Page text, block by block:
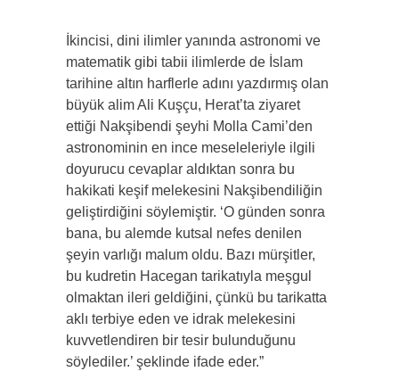
İkincisi, dini ilimler yanında astronomi ve
matematik gibi tabii ilimlerde de İslam
tarihine altın harflerle adını yazdırmış olan
büyük alim Ali Kuşçu, Herat’ta ziyaret
ettiği Nakşibendi şeyhi Molla Cami’den
astronominin en ince meseleleriyle ilgili
doyurucu cevaplar aldıktan sonra bu
hakikati keşif melekesini Nakşibendiliğin
geliştirdiğini söylemiştir. ‘O günden sonra
bana, bu alemde kutsal nefes denilen
şeyin varlığı malum oldu. Bazı mürşitler,
bu kudretin Hacegan tarikatıyla meşgul
olmaktan ileri geldiğini, çünkü bu tarikatta
aklı terbiye eden ve idrak melekesini
kuvvetlendiren bir tesir bulunduğunu
söylediler.’ şeklinde ifade eder.”